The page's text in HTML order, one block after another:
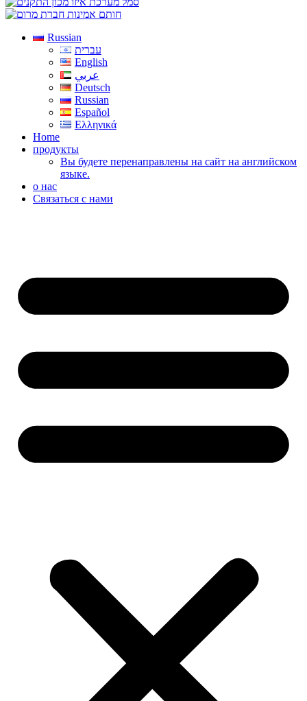
Russian
עברית
English
عربي
Deutsch
Russian
Español
Ελληνικά
Home
продукты
Вы будете перенаправлены на сайт на английском
языке.
о нас
Связаться с нами